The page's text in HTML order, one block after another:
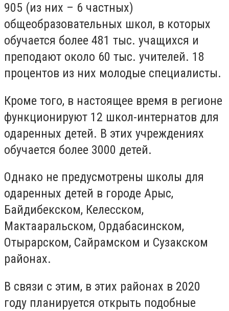
905 (из них – 6 частных)
общеобразовательных школ, в которых
обучается более 481 тыс. учащихся и
преподают около 60 тыс. учителей. 18
процентов из них молодые специалисты.
Кроме того, в настоящее время в регионе
функционируют 12 школ-интернатов для
одаренных детей. В этих учреждениях
обучается более 3000 детей.
Однако не предусмотрены школы для
одаренных детей в городе Арыс,
Байдибекском, Келесском,
Мактааральском, Ордабасинском,
Отырарском, Сайрамском и Сузакском
районах.
В связи с этим, в этих районах в 2020
году планируется открыть подобные